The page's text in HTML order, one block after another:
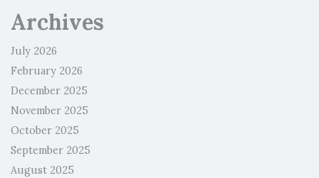
Archives
July 2026
February 2026
December 2025
November 2025
October 2025
September 2025
August 2025